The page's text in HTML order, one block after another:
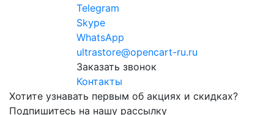
Telegram
Skype
WhatsApp
ultrastore@opencart-ru.ru
Заказать звонок
Контакты
Хотите узнавать первым об акциях и скидках?
Подпишитесь на нашу рассылку